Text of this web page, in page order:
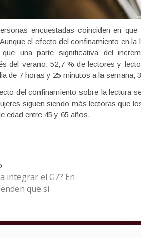
encuestadas coinciden en que
el efecto del confinamiento en
una parte significativa del
del verano: 52,7 % de lectores y
de 7 horas y 25 minutos a la semana,
del confinamiento sobre la lectura
siguen siendo más lectoras que
edad entre 45 y 65 años.
integrar el G7? En
que sí